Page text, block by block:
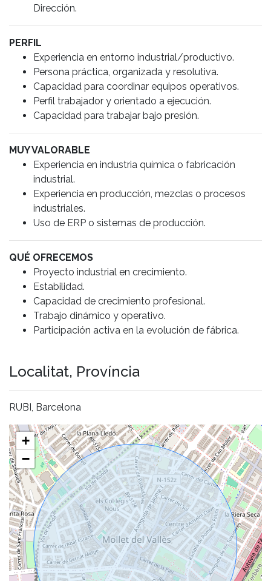
Dirección.
PERFIL
Experiencia en entorno industrial/productivo.
Persona práctica, organizada y resolutiva.
Capacidad para coordinar equipos operativos.
Perfil trabajador y orientado a ejecución.
Capacidad para trabajar bajo presión.
MUY VALORABLE
Experiencia en industria química o fabricación
industrial.
Experiencia en producción, mezclas o procesos
industriales.
Uso de ERP o sistemas de producción.
QUÉ OFRECEMOS
Proyecto industrial en crecimiento.
Estabilidad.
Capacidad de crecimiento profesional.
Trabajo dinámico y operativo.
Participación activa en la evolución de fábrica.
Localitat, Província
RUBI, Barcelona
+
−